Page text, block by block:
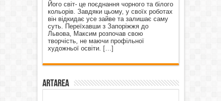
Його світ- це поєднання чорного та білого
кольорів. Завдяки цьому, у своїх роботах
він відкидає усе зайве та залишає саму
суть. Переїхавши з Запоріжжя до
Львова, Максим розпочав свою
творчість, не маючи профільної
художньої освіти. […]
ArtArea